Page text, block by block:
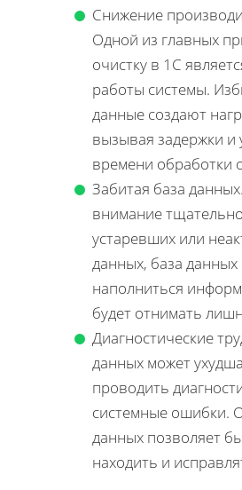
Снижение
Одной из главных
очистку в 1С
работы системы.
данные создают
вызывая задержки и
времени обработки
Забитая база
внимание
устаревших или
данных, база
наполниться
будет отнимать
Диагностические
данных может
проводить
системные ошибки.
данных позволяет
находить и